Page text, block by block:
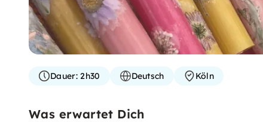
Dauer:2h30 Deutsch Köln
Was erwartet Dich